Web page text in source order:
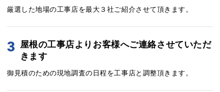
厳選した地場の工事店を最大３社ご紹介させて頂きます。
3 屋根の工事店よりお客様へご連絡させていただ
きます
御見積のための現地調査の日程を工事店と調整頂きます。